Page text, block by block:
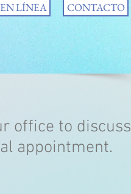
LÍNEA CONTACTO
office to discuss
appointment.